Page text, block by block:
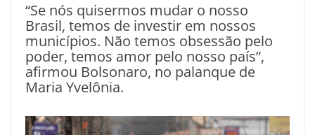
“Se nós quisermos mudar o nosso
Brasil, temos de investir em nossos
municípios. Não temos obsessão pelo
poder, temos amor pelo nosso país”,
afirmou Bolsonaro, no palanque de
Maria Yvelônia.